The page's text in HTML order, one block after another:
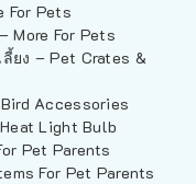
For Pets
More For Pets
ยง – Pet Crates &
Accessories
Light Bulb
Pet Parents
For Pet Parents